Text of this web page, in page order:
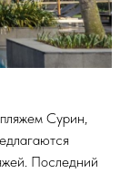
Сурин,
Последний